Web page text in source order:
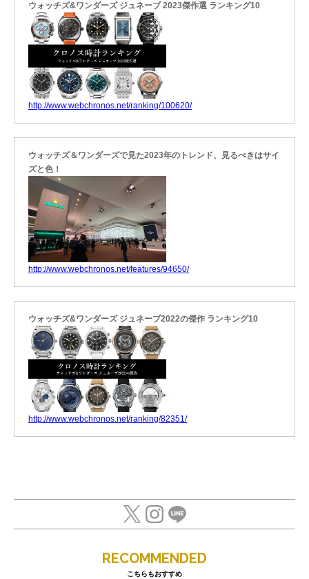
ウォッチズ&ワンダーズ ジュネーブ 2023傑作選 ランキング10
http://www.webchronos.net/ranking/100620/
ウォッチズ＆ワンダーズで見た2023年のトレンド、見るべきはサイ
ズと色！
http://www.webchronos.net/features/94650/
ウォッチズ&ワンダーズ ジュネーブ2022の傑作 ランキング10
http://www.webchronos.net/ranking/82351/
RECOMMENDED
こちらもおすすめ